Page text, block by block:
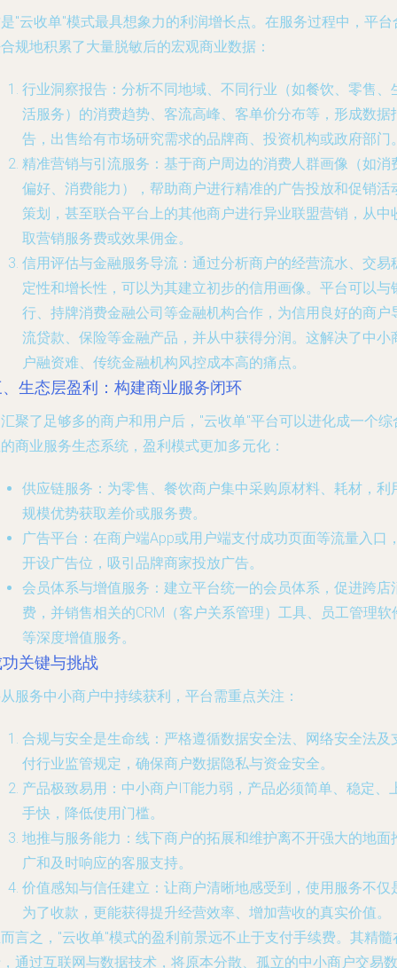
"云收单"模式最具想象力的利润增长点。在服务过程中，平台
规地积累了大量脱敏后的宏观商业数据：
行业洞察报告 ：分析不同地域、不同行业（如餐饮、零售、
活服务）的消费趋势、客流高峰、客单价分布等，形成数据
告，出售给有市场研究需求的品牌商、投资机构或政府部门
精准营销与引流服务 ：基于商户周边的消费人群画像（如消
偏好、消费能力），帮助商户进行精准的广告投放和促销活
策划，甚至联合平台上的其他商户进行异业联盟营销，从中
取营销服务费或效果佣金。
信用评估与金融服务导流 ：通过分析商户的经营流水、交易
定性和增长性，可以为其建立初步的信用画像。平台可以与
行、持牌消费金融公司等金融机构合作，为信用良好的商户
流贷款、保险等金融产品，并从中获得分润。这解决了中小
户融资难、传统金融机构风控成本高的痛点。
生态层盈利：构建商业服务闭环
聚了足够多的商户和用户后，"云收单"平台可以进化成一个综
商业服务生态系统，盈利模式更加多元化：
供应链服务 ：为零售、餐饮商户集中采购原材料、耗材，利
规模优势获取差价或服务费。
广告平台 ：在商户端App或用户端支付成功页面等流量入口
开设广告位，吸引品牌商家投放广告。
会员体系与增值服务 ：建立平台统一的会员体系，促进跨店
费，并销售相关的CRM（客户关系管理）工具、员工管理软
等深度增值服务。
关键与挑战
服务中小商户中持续获利，平台需重点关注：
合规与安全是生命线 ：严格遵循数据安全法、网络安全法及
付行业监管规定，确保商户数据隐私与资金安全。
产品极致易用 ：中小商户IT能力弱，产品必须简单、稳定、
手快，降低使用门槛。
地推与服务能力 ：线下商户的拓展和维护离不开强大的地面
广和及时响应的客服支持。
价值感知与信任建立 ：让商户清晰地感受到，使用服务不仅
为了收款，更能获得提升经营效率、增加营收的真实价值。
言之，"云收单"模式的盈利前景远不止于支付手续费。其精髓
通过互联网与数据技术，将原本分散、孤立的中小商户交易数